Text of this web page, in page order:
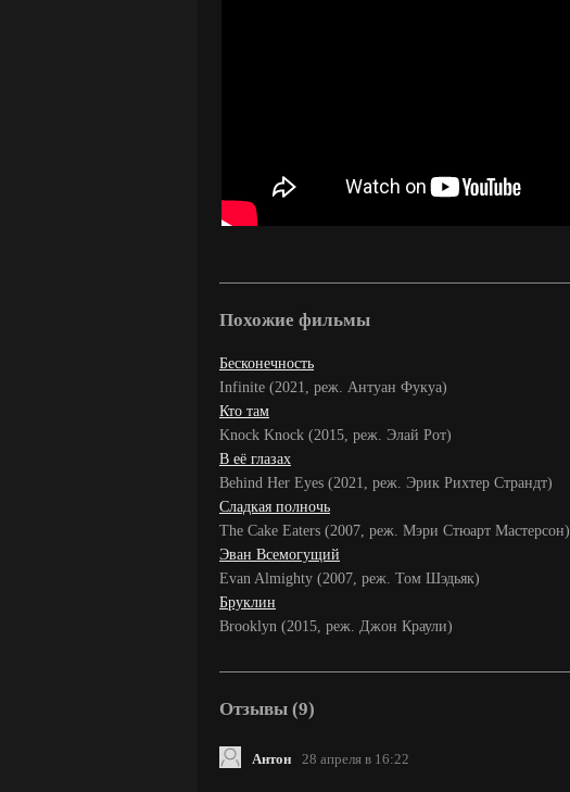
Похожие фильмы
Бесконечность
Infinite (2021, реж. Антуан Фукуа)
Кто там
Knock Knock (2015, реж. Элай Рот)
В её глазах
Behind Her Eyes (2021, реж. Эрик Рихтер Страндт)
Сладкая полночь
The Cake Eaters (2007, реж. Мэри Стюарт Мастерсон)
Эван Всемогущий
Evan Almighty (2007, реж. Том Шэдьяк)
Бруклин
Brooklyn (2015, реж. Джон Краули)
Отзывы (9)
Антон 28 апреля в 16:22